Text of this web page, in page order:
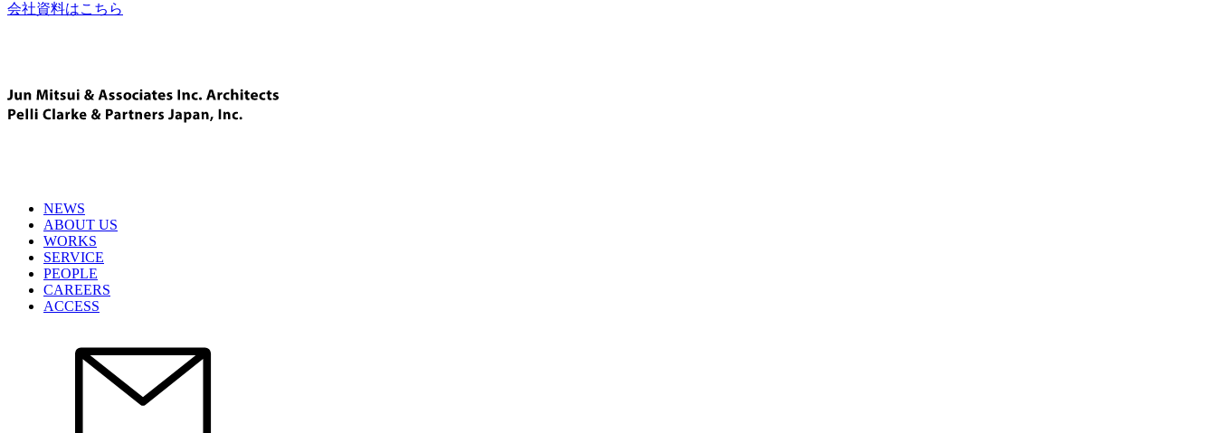
会社資料はこちら
NEWS
ABOUT US
WORKS
SERVICE
PEOPLE
CAREERS
ACCESS